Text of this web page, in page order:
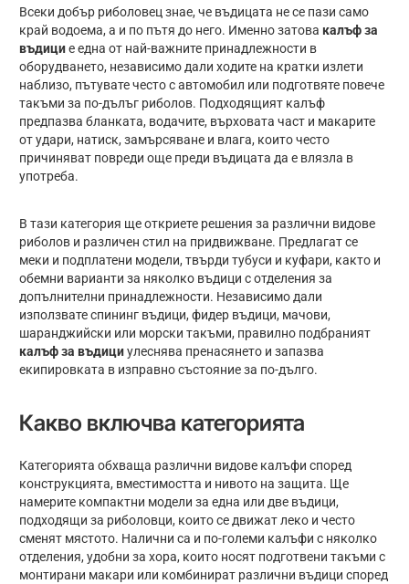
Всеки добър риболовец знае, че въдицата не се пази само
край водоема, а и по пътя до него. Именно затова калъф за
въдицие една от най-важните принадлежности в
оборудването, независимо дали ходите на кратки излети
наблизо, пътувате често с автомобил или подготвяте повече
такъми за по-дълъг риболов. Подходящият калъф
предпазва бланката, водачите, върховата част и макарите
от удари, натиск, замърсяване и влага, които често
причиняват повреди още преди въдицата да е влязла в
употреба.
В тази категория ще откриете решения за различни видове
риболов и различен стил на придвижване. Предлагат се
меки и подплатени модели, твърди тубуси и куфари, както и
обемни варианти за няколко въдици с отделения за
допълнителни принадлежности. Независимо дали
използвате спининг въдици, фидер въдици, мачови,
шаранджийски или морски такъми, правилно подбраният
калъф за въдициулеснява пренасянето и запазва
екипировката в изправно състояние за по-дълго.
Какво включва категорията
Категорията обхваща различни видове калъфи според
конструкцията, вместимостта и нивото на защита. Ще
намерите компактни модели за една или две въдици,
подходящи за риболовци, които се движат леко и често
сменят мястото. Налични са и по-големи калъфи с няколко
отделения, удобни за хора, които носят подготвени такъми с
монтирани макари или комбинират различни въдици според